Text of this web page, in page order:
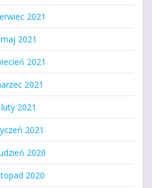
2021
maj 2021
2021
2021
luty 2021
2021
2020
2020